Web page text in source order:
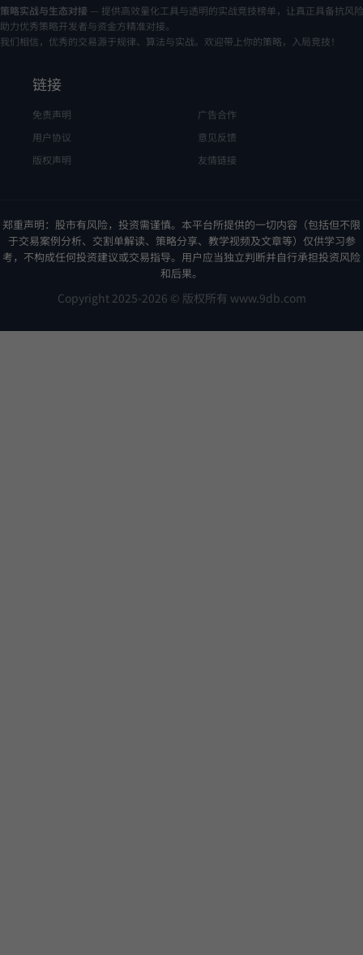
策略实战与生态对接 — 提供高效量化工具与透明的实战竞技榜单，让真正具备抗风
助力优秀策略开发者与资金方精准对接。
我们相信，优秀的交易源于规律、算法与实战。欢迎带上你的策略，入局竞技！
链接
免责声明
用户协议
版权声明
广告合作
意见反馈
友情链接
郑重声明：股市有风险，投资需谨慎。本平台所提供的一切内容（包括但不限
于交易案例分析、交割单解读、策略分享、教学视频及文章等）仅供学习参
考，不构成任何投资建议或交易指导。用户应当独立判断并自行承担投资风险
和后果。
Copyright 2025-2026 © 版权所有 www.9db.com